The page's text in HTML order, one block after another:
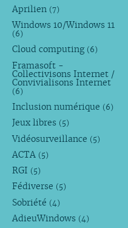
Aprilien (7)
Windows 10/Windows 11
(6)
Cloud computing (6)
Framasoft -
Collectivisons Internet /
Convivialisons Internet
(6)
Inclusion numérique (6)
Jeux libres (5)
Vidéosurveillance (5)
ACTA (5)
RGI (5)
Fédiverse (5)
Sobriété (4)
AdieuWindows (4)